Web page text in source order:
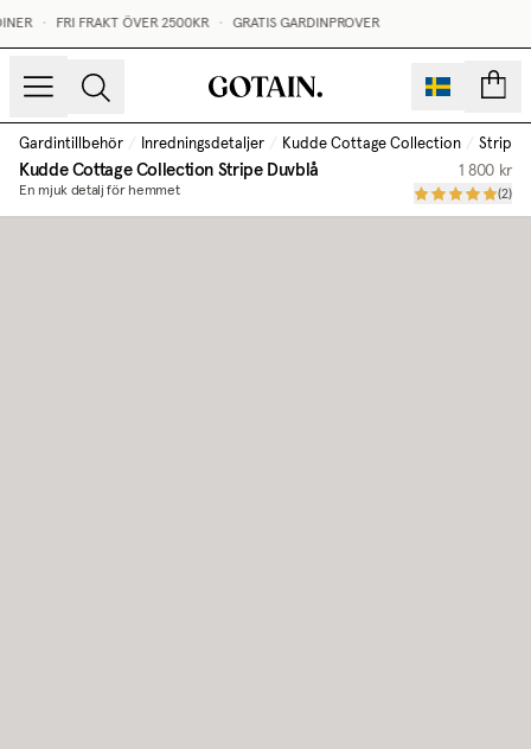
FRI FRAKT ÖVER 2500KR GRATIS GARDINPROVER
Gardintillbehör / Inredningsdetaljer / Kudde Cottage Collection / Stripe
Kudde Cottage Collection Stripe Duvblå
En mjuk detalj för hemmet
1 800 kr
(2)